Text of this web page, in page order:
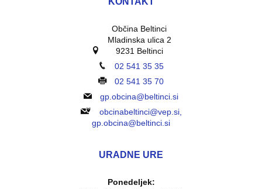
KONTAKT
Občina Beltinci
Mladinska ulica 2
9231 Beltinci
02 541 35 35
02 541 35 70
gp.obcina@beltinci.si
obcinabeltinci@vep.si,
gp.obcina@beltinci.si
URADNE URE
Ponedeljek: